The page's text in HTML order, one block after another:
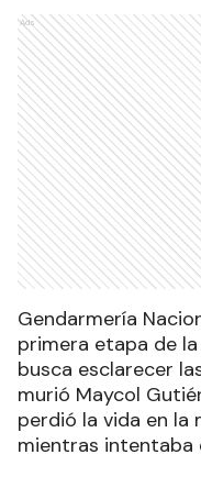
Ads
Gendarmería
primera etapa de
busca esclarecer
murió Maycol
perdió la vida en la
mientras intentaba